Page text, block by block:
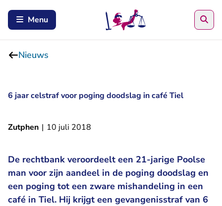
Menu
Nieuws
6 jaar celstraf voor poging doodslag in café Tiel
Zutphen | 10 juli 2018
De rechtbank veroordeelt een 21-jarige Poolse
man voor zijn aandeel in de poging doodslag en
een poging tot een zware mishandeling in een
café in Tiel. Hij krijgt een gevangenisstraf van 6